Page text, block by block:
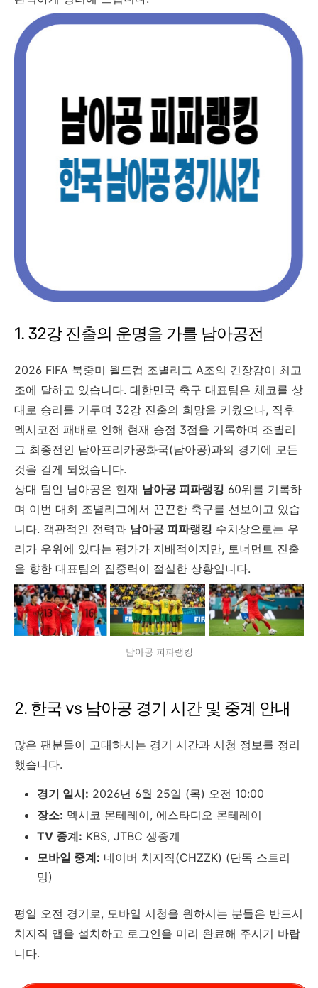
1. 32강 진출의 운명을 가를 남아공전
2026 FIFA 북중미 월드컵 조별리그 A조의 긴장감이 최고
조에 달하고 있습니다. 대한민국 축구 대표팀은 체코를 상
대로 승리를 거두며 32강 진출의 희망을 키웠으나, 직후
멕시코전 패배로 인해 현재 승점 3점을 기록하며 조별리
그 최종전인 남아프리카공화국(남아공)과의 경기에 모든
것을 걸게 되었습니다.
상대 팀인 남아공은 현재 남아공 피파랭킹 60위를 기록하
며 이번 대회 조별리그에서 끈끈한 축구를 선보이고 있습
니다. 객관적인 전력과 남아공 피파랭킹 수치상으로는 우
리가 우위에 있다는 평가가 지배적이지만, 토너먼트 진출
을 향한 대표팀의 집중력이 절실한 상황입니다.
남아공 피파랭킹
2. 한국 vs 남아공 경기 시간 및 중계 안내
많은 팬분들이 고대하시는 경기 시간과 시청 정보를 정리
했습니다.
경기 일시: 2026년 6월 25일 (목) 오전 10:00
장소: 멕시코 몬테레이, 에스타디오 몬테레이
TV 중계: KBS, JTBC 생중계
모바일 중계: 네이버 치지직(CHZZK) (단독 스트리
밍)
평일 오전 경기로, 모바일 시청을 원하시는 분들은 반드시
치지직 앱을 설치하고 로그인을 미리 완료해 주시기 바랍
니다.